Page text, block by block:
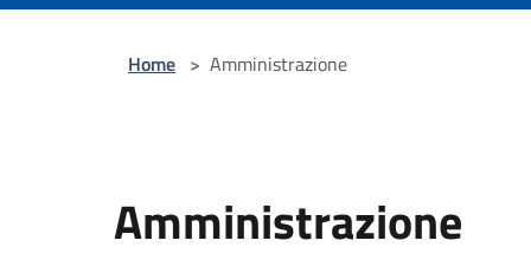
Home > Amministrazione
Amministrazione